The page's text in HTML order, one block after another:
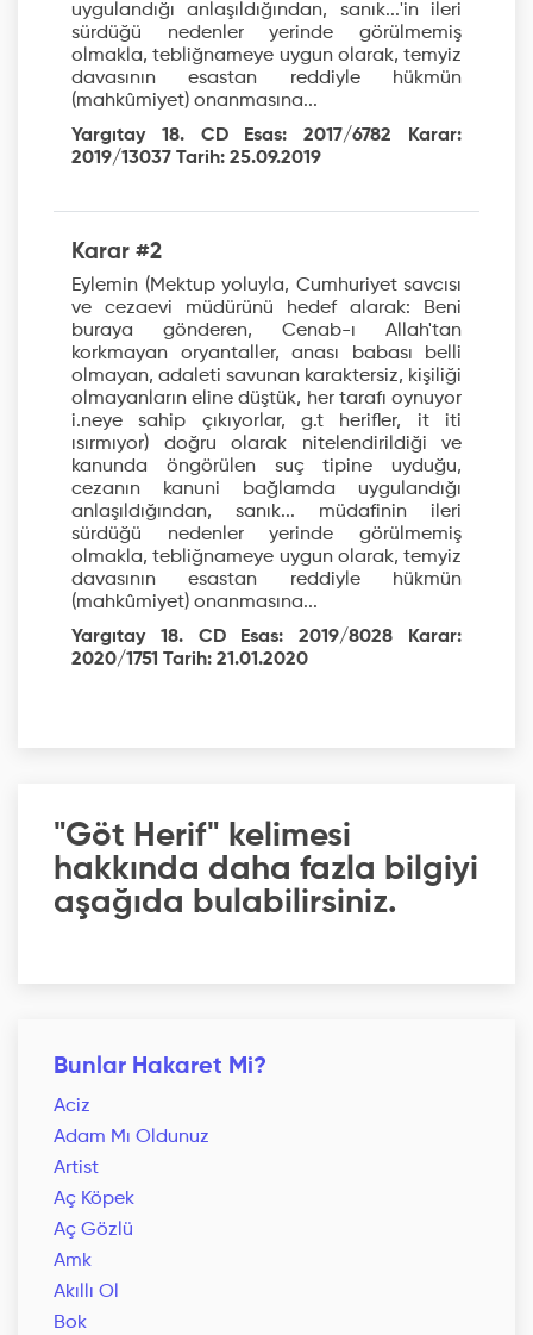
uygulandığı anlaşıldığından, sanık...'in ileri
sürdüğü nedenler yerinde görülmemiş
olmakla, tebliğnameye uygun olarak, temyiz
davasının esastan reddiyle hükmün
(mahkûmiyet) onanmasına...
Yargıtay 18. CD Esas: 2017/6782 Karar:
2019/13037 Tarih: 25.09.2019
Karar #2
Eylemin (Mektup yoluyla, Cumhuriyet savcısı
ve cezaevi müdürünü hedef alarak: Beni
buraya gönderen, Cenab-ı Allah'tan
korkmayan oryantaller, anası babası belli
olmayan, adaleti savunan karaktersiz, kişiliği
olmayanların eline düştük, her tarafı oynuyor
i.neye sahip çıkıyorlar, g.t herifler, it iti
ısırmıyor) doğru olarak nitelendirildiği ve
kanunda öngörülen suç tipine uyduğu,
cezanın kanuni bağlamda uygulandığı
anlaşıldığından, sanık... müdafinin ileri
sürdüğü nedenler yerinde görülmemiş
olmakla, tebliğnameye uygun olarak, temyiz
davasının esastan reddiyle hükmün
(mahkûmiyet) onanmasına...
Yargıtay 18. CD Esas: 2019/8028 Karar:
2020/1751 Tarih: 21.01.2020
"Göt Herif" kelimesi
hakkında daha fazla bilgiyi
aşağıda bulabilirsiniz.
Bunlar Hakaret Mi?
Aciz
Adam Mı Oldunuz
Artist
Aç Köpek
Aç Gözlü
Amk
Akıllı Ol
Bok